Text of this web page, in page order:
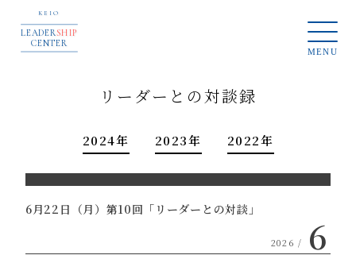
KEIO
LEADERSHIP
CENTER
MENU
リーダーとの対談録
2024年 2023年 2022年
6月22日（月）第10回「リーダーとの対談」
2026 / 6